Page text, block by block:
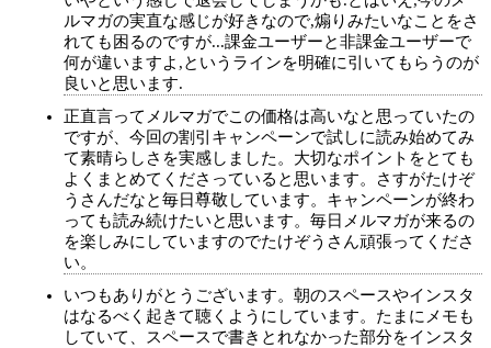
ルマガの実直な感じが好きなので,煽りみたいなことをさ
れても困るのですが...課金ユーザーと非課金ユーザーで
何が違いますよ,というラインを明確に引いてもらうのが
良いと思います.
正直言ってメルマガでこの価格は高いなと思っていたの
ですが、今回の割引キャンペーンで試しに読み始めてみ
て素晴らしさを実感しました。大切なポイントをとても
よくまとめてくださっていると思います。さすがたけぞ
うさんだなと毎日尊敬しています。キャンペーンが終わ
っても読み続けたいと思います。毎日メルマガが来るの
を楽しみにしていますのでたけぞうさん頑張ってくださ
い。
いつもありがとうございます。朝のスペースやインスタ
はなるべく起きて聴くようにしています。たまにメモも
していて、スペースで書きとれなかった部分をインスタ